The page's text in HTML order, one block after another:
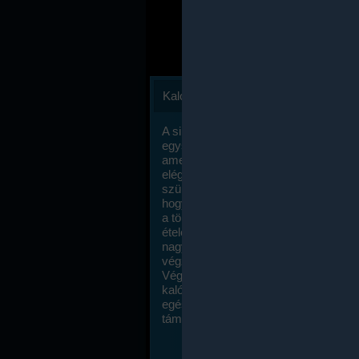
Kalóriaszámlálás
A sikeres fogyás titka valójában igen
egyszerű: égess több energiát, mint
amennyit beviszel. Természetesen
elég nagy fegyelemre és akaraterőre
szükség, de meglepődve fogod
hogy a kalóriaszámolás mennyire
a többi diétához képest. Itt nincsenek
ételek és a megengedett kalóriabevitelt
nagymértékben növelheted ha
végzel.
Végül, de nem utolsó sorban, a
kalóriaszámolás módszerét a legtöbb
egészségügyi szakorvos ajánlja és
támogatja.